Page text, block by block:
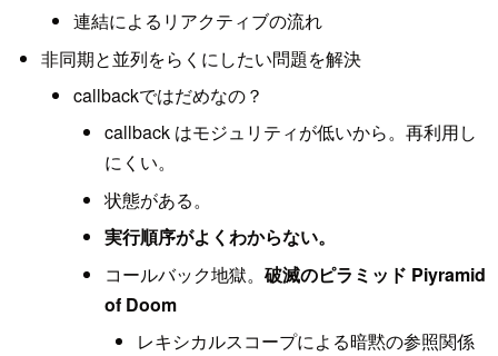
連結によるリアクティブの流れ
非同期と並列をらくにしたい問題を解決
callbackではだめなの？
callback はモジュリティが低いから。再利用し
にくい。
状態がある。
実行順序がよくわからない。
コールバック地獄。破滅のピラミッド Piyramid
of Doom
レキシカルスコープによる暗黙の参照関係